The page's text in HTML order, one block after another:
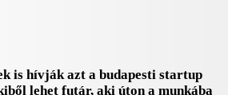
is hívják azt a budapesti startup
lehet futár, aki úton a munkába